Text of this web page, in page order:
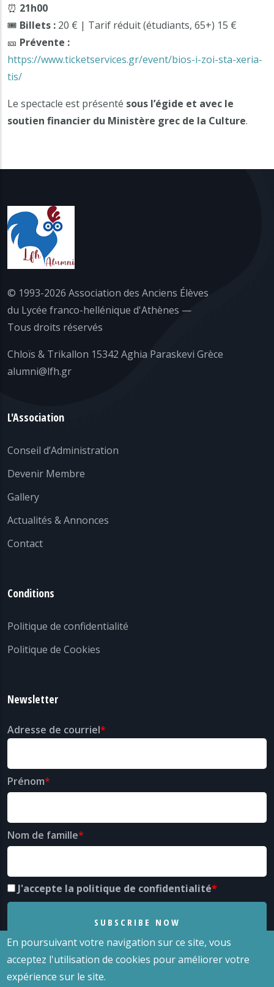
⏰ 21h00
🎟 Billets : 20 € | Tarif réduit (étudiants, 65+) 15 €
🎫 Prévente :
https://www.ticketservices.gr/event/bios-i-zoi-sta-xeria-
tis/
Le spectacle est présenté sous l’égide et avec le
soutien financier du Ministère grec de la Culture.
© 1993-2026 Association des Anciens Élèves
du Lycée franco-hellénique d'Athènes —
Tous droits réservés
Chloïs & Trikallon 15342 Aghia Paraskevi Grèce
alumni@lfh.gr
L'Association
Conseil d’Administration
Devenir Membre
Gallery
Actualités & Annonces
Contact
Conditions
Politique de confidentialité
Politique de Cookies
Newsletter
Adresse de courriel
Prénom
Nom de famille
J'accepte la politique de confidentialité
En poursuivant votre navigation sur ce site, vous
acceptez l'utilisation de cookies pour améliorer votre
expérience sur le site.